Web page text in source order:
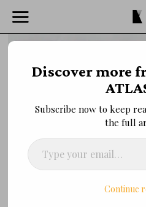
Discover more
Subscribe now to keep
the full
Type your email…
Continue